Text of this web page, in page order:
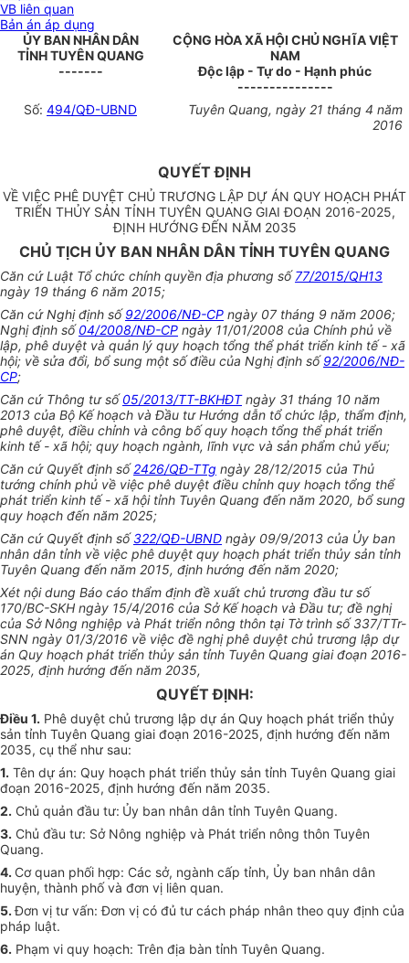
VB liên quan
Bản án áp dụng
ỦY BAN NHÂN DÂN
TỈNH TUYÊN QUANG
-------
CỘNG HÒA XÃ HỘI CHỦ NGHĨA VIỆT
NAM
Độc lập - Tự do - Hạnh phúc
---------------
Số: 494/QĐ-UBND
Tuyên Quang, ngày 21 tháng 4 năm
2016
QUYẾT ĐỊNH
VỀ VIỆC PHÊ DUYỆT CHỦ TRƯƠNG LẬP DỰ ÁN QUY HOẠCH PHÁT
TRIỂN THỦY SẢN TỈNH TUYÊN QUANG GIAI ĐOẠN 2016-2025,
ĐỊNH HƯỚNG ĐẾN NĂM 2035
CHỦ TỊCH ỦY BAN NHÂN DÂN TỈNH TUYÊN QUANG
Căn cứ Luật Tổ chức chính quyền địa phương số77/2015/QH13
ngày 19 tháng 6 năm 2015;
Căn cứ Nghị định số92/2006/NĐ-CP ngày 07 tháng 9 năm 2006;
Nghị định số04/2008/NĐ-CP ngày 11/01/2008 của Chính phủ về
lập, phê duyệt và quản lý quy hoạch tổng thể phát triển kinh tế - xã
hội; về sửa đổi, bổ sung một số điều của Nghị định số92/2006/NĐ-
CP;
Căn cứ Thông tư số05/2013/TT-BKHĐTngày 31 tháng 10 năm
2013 của Bộ Kế hoạch và Đầu tư Hướng dẫn tổ chức lập, thẩm định,
phê duyệt, điều chỉnh và công bố quy hoạch tổng thể phát triển
kinh tế - xã hội; quy hoạch ngành, lĩnh vực và sản phẩm chủ yếu;
Căn cứ Quyết định số2426/QĐ-TTg ngày 28/12/2015 của Thủ
tướng chính phủ về việc phê duyệt điều chỉnh quy hoạch tổng thể
phát triển kinh tế - xã hội tỉnh Tuyên Quang đến năm 2020, bổ sung
quy hoạch đến năm 2025;
Căn cứ Quyết định số322/QĐ-UBND ngày 09/9/2013 của Ủy ban
nhân dân tỉnh về việc phê duyệt quy hoạch phát triển thủy sản tỉnh
Tuyên Quang đến năm 2015, định hướng đến năm 2020;
Xét nội dung Báo cáo thẩm định đề xuất chủ trương đầu tư số
170/BC-SKH ngày 15/4/2016 của Sở Kế hoạch và Đầu tư; đề nghị
của Sở Nông nghiệp và Phát triển nông thôn tại Tờ trình số 337/TTr-
SNN ngày 01/3/2016 về việc đề nghị phê duyệt chủ trương lập dự
án Quy hoạch phát triển thủy sản tỉnh Tuyên Quang giai đoạn 2016-
2025, định hướng đến năm 2035,
QUYẾT ĐỊNH:
Điều 1. Phê duyệt chủ trương lập dự án Quy hoạch phát triển thủy
sản tỉnh Tuyên Quang giai đoạn 2016-2025, định hướng đến năm
2035, cụ thể như sau:
1. Tên dự án: Quy hoạch phát triển thủy sản tỉnh Tuyên Quang giai
đoạn 2016-2025, định hướng đến năm 2035.
2. Chủ quản đầu tư: Ủy ban nhân dân tỉnh Tuyên Quang.
3. Chủ đầu tư: Sở Nông nghiệp và Phát triển nông thôn Tuyên
Quang.
4. Cơ quan phối hợp: Các sở, ngành cấp tỉnh, Ủy ban nhân dân
huyện, thành phố và đơn vị liên quan.
5.Đơn vị tư vấn: Đơn vị có đủ tư cách pháp nhân theo quy định của
pháp luật.
6. Phạm vi quy hoạch: Trên địa bàn tỉnh Tuyên Quang.